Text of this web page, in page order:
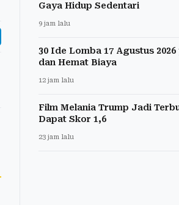
Gaya Hidup Sedentari
9 jam lalu
30 Ide Lomba 17 Agustus
dan Hemat Biaya
12 jam lalu
Film Melania Trump Jadi
Dapat Skor 1,6
23 jam lalu